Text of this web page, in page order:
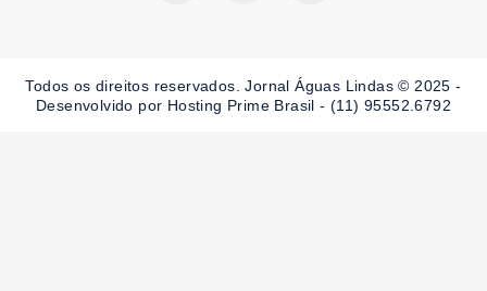
k
-
a
m
Todos os direitos reservados. Jornal Águas Lindas © 2025 -
Desenvolvido por Hosting Prime Brasil - (11) 95552.6792